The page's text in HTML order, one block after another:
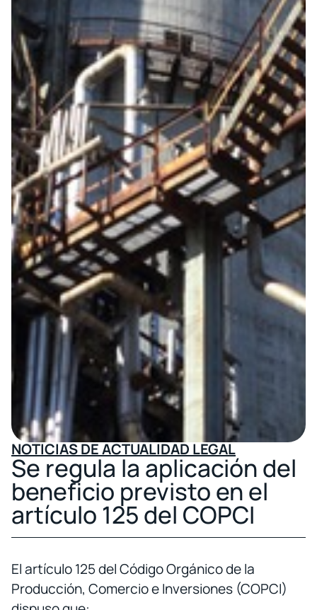
NOTICIAS DE ACTUALIDAD LEGAL
Se regula la aplicación del
beneficio previsto en el
artículo 125 del COPCI
El artículo 125 del Código Orgánico de la
Producción, Comercio e Inversiones (COPCI)